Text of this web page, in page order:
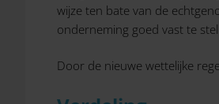
wijze ten bate van de
onderneming goed vast te
Door de nieuwe wettelijke